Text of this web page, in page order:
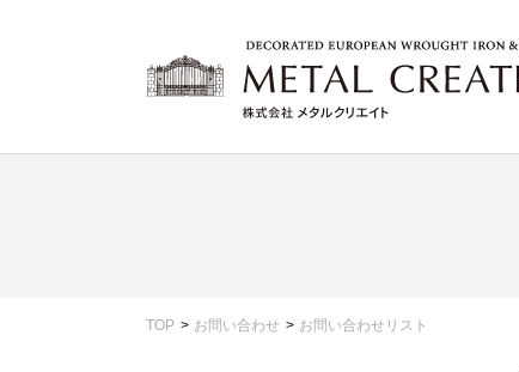
TOP お問い合わせ お問い合わせリスト